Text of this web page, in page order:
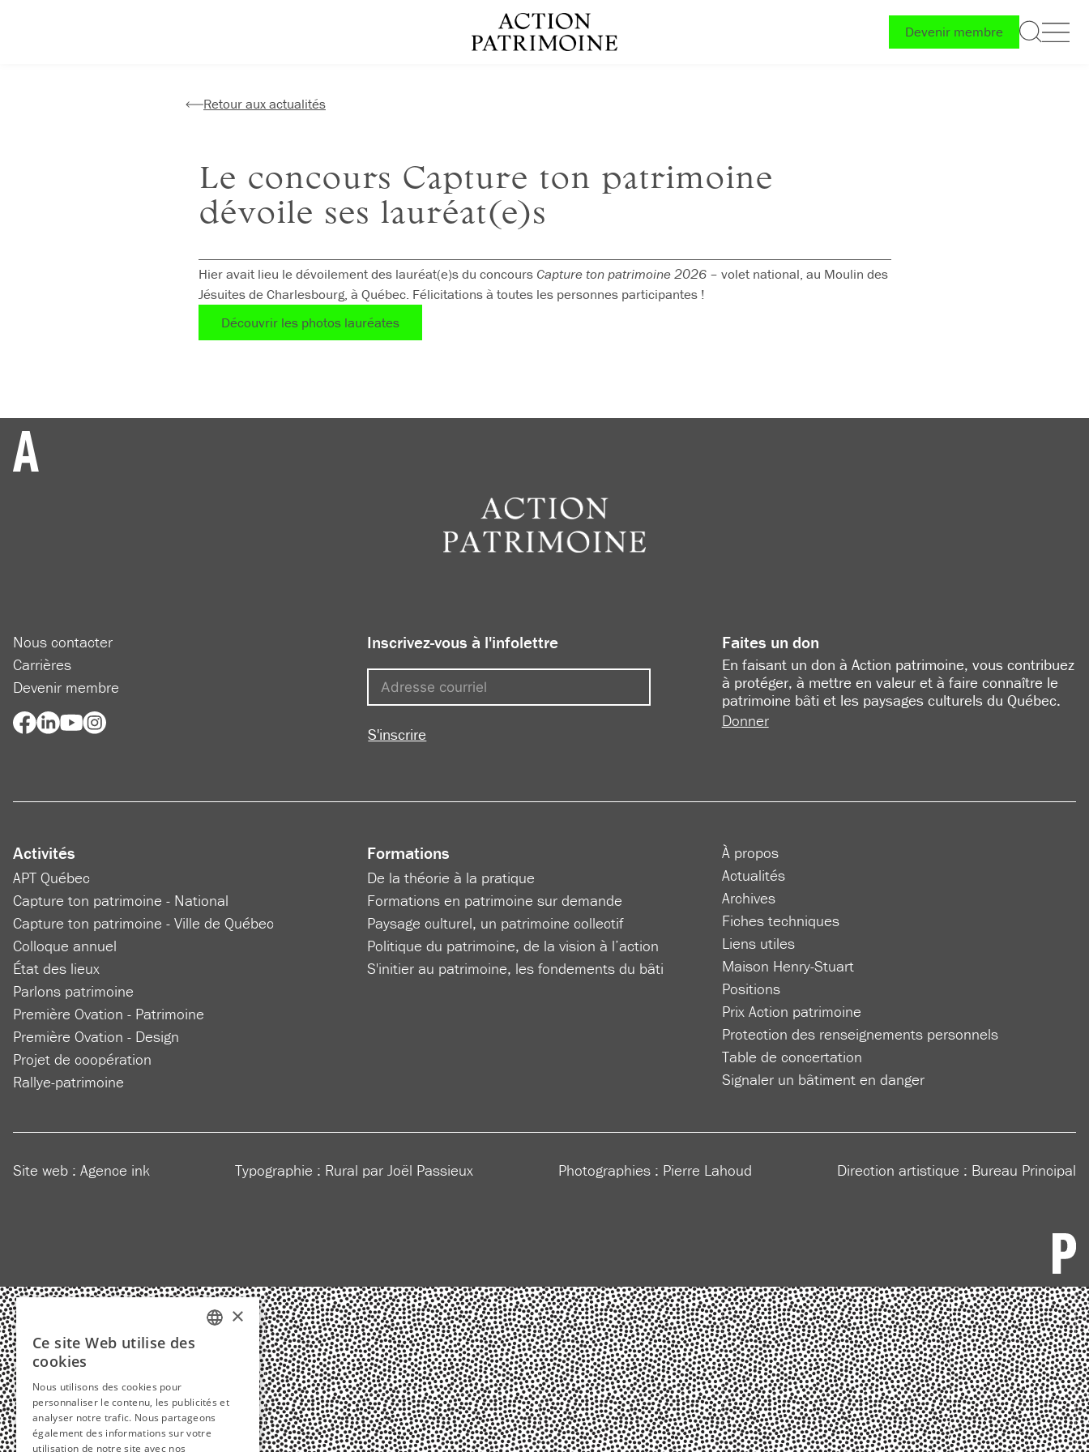
Devenir membre
Retour aux actualités
Le concours Capture ton patrimoine
dévoile ses lauréat(e)s
Hier avait lieu le dévoilement des lauréat(e)s du concours Capture ton patrimoine 2026– volet national, au Moulin des
Jésuites de Charlesbourg, à Québec. Félicitations à toutes les personnes participantes !
Découvrir les photos lauréates
Nous contacter
Carrières
Devenir membre
Inscrivez-vous à l'infolettre
S'inscrire
Faites un don
En faisant un don à Action patrimoine, vous contribuez
à protéger, à mettre en valeur et à faire connaître le
patrimoine bâti et les paysages culturels du Québec.
Donner
Activités
APT Québec
Capture ton patrimoine - National
Capture ton patrimoine - Ville de Québec
Colloque annuel
État des lieux
Parlons patrimoine
Première Ovation - Patrimoine
Première Ovation - Design
Projet de coopération
Rallye-patrimoine
Formations
De la théorie à la pratique
Formations en patrimoine sur demande
Paysage culturel, un patrimoine collectif
Politique du patrimoine, de la vision à l’action
S'initier au patrimoine, les fondements du bâti
À propos
Actualités
Archives
Fiches techniques
Liens utiles
Maison Henry-Stuart
Positions
Prix Action patrimoine
Protection des renseignements personnels
Table de concertation
Signaler un bâtiment en danger
Site web : Agence ink Typographie : Rural par Joël Passieux Photographies : Pierre Lahoud Direction artistique : Bureau Principal
×
Ce site Web utilise des
cookies
Nous utilisons des cookies pour
personnaliser le contenu, les publicités et
analyser notre trafic. Nous partageons
également des informations sur votre
utilisation de notre site avec nos